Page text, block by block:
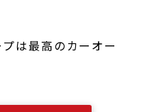
は最高のカーオー